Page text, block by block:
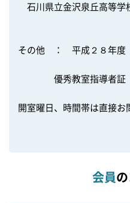
石川県立金沢泉丘高等学
その他　：　平成２８年度
優秀教室指導者証
開室曜日、時間帯は直接お
会員